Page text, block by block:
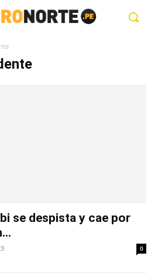
se despista y cae por
0